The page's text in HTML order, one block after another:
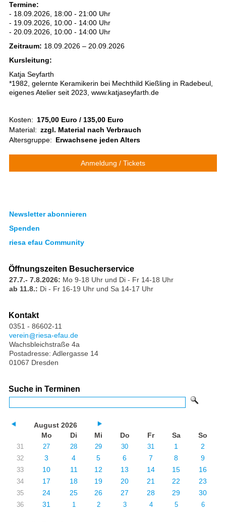
Termine:
- 18.09.2026, 18:00 - 21:00 Uhr
- 19.09.2026, 10:00 - 14:00 Uhr
- 20.09.2026, 10:00 - 14:00 Uhr
Zeitraum: 18.09.2026 – 20.09.2026
Kursleitung:
Katja Seyfarth
*1982, gelernte Keramikerin bei Mechthild Kießling in Radebeul,
eigenes Atelier seit 2023, www.katjaseyfarth.de
Kosten: 175,00 Euro / 135,00 Euro
Material: zzgl. Material nach Verbrauch
Altersgruppe: Erwachsene jeden Alters
Anmeldung / Tickets
Newsletter abonnieren
Spenden
riesa efau Community
Öffnungszeiten Besucherservice
27.7.- 7.8.2026: Mo 9-18 Uhr und Di - Fr 14-18 Uhr
ab 11.8.: Di - Fr 16-19 Uhr und Sa 14-17 Uhr
Kontakt
0351 - 86602-11
verein
riesa-efau.de
Wachsbleichstraße 4a
Postadresse: Adlergasse 14
01067 Dresden
Suche in Terminen
August 2026
Mo
Di Mi Do Fr Sa So
31 27 28 29 30 31 1 2
32 3 4 5 6 7 8 9
33 10 11 12 13 14 15 16
34 17 18 19 20 21 22 23
35 24 25 26 27 28 29 30
36 31 1 2 3 4 5 6